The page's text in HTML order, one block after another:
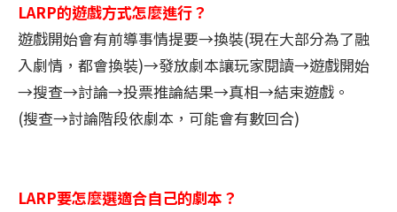
LARP的遊戲方式怎麼進行？
遊戲開始會有前導事情提要→換裝(現在大部分為了融
入劇情，都會換裝)→發放劇本讓玩家閱讀→遊戲開始
→搜查→討論→投票推論結果→真相→結束遊戲。
(搜查→討論階段依劇本，可能會有數回合)
LARP要怎麼選適合自己的劇本？